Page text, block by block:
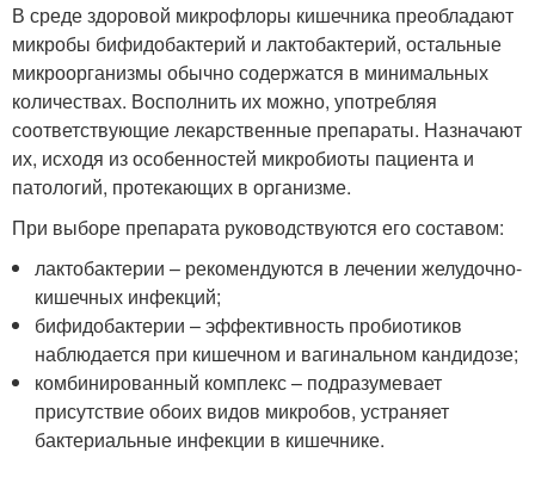
В среде здоровой микрофлоры кишечника преобладают
микробы бифидобактерий и лактобактерий, остальные
микроорганизмы обычно содержатся в минимальных
количествах. Восполнить их можно, употребляя
соответствующие лекарственные препараты. Назначают
их, исходя из особенностей микробиоты пациента и
патологий, протекающих в организме.
При выборе препарата руководствуются его составом:
лактобактерии – рекомендуются в лечении желудочно-
кишечных инфекций;
бифидобактерии – эффективность пробиотиков
наблюдается при кишечном и вагинальном кандидозе;
комбинированный комплекс – подразумевает
присутствие обоих видов микробов, устраняет
бактериальные инфекции в кишечнике.